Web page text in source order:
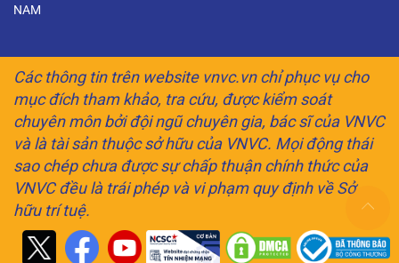
NAM
Các thông tin trên website vnvc.vn chỉ phục vụ cho
mục đích tham khảo, tra cứu, được kiểm soát
chuyên môn bởi đội ngũ chuyên gia, bác sĩ của VNVC
và là tài sản thuộc sở hữu của VNVC. Mọi động thái
sao chép chưa được sự chấp thuận chính thức của
VNVC đều là trái phép và vi phạm quy định về Sở
hữu trí tuệ.